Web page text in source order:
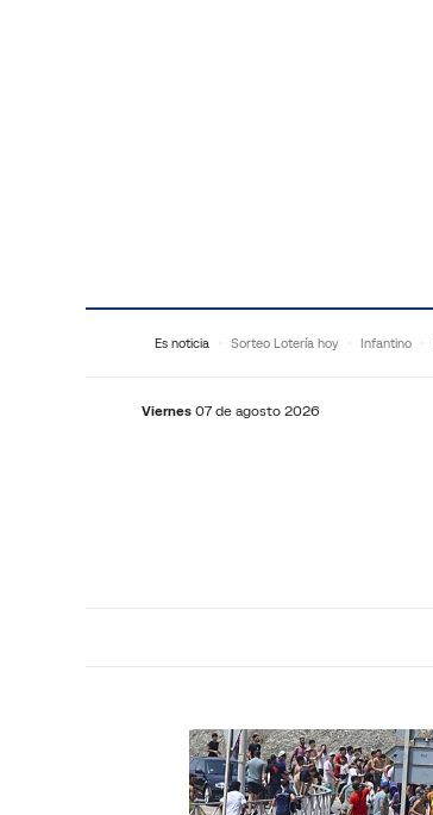
Es noticia Sorteo Lotería hoy Infantino
Viernes 07 de agosto 2026